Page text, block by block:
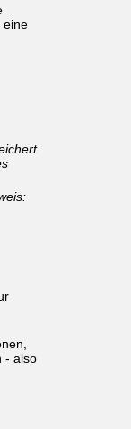
eine
- also